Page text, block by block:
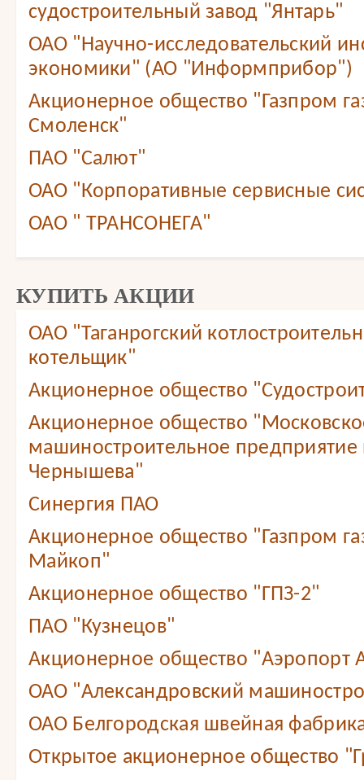
судостроительный завод "Янтарь"
ОАО "Научно-исследовательский
экономики" (АО "Информприбор")
Акционерное общество "Газпром
Смоленск"
ПАО "Салют"
ОАО "Корпоративные сервисные
ОАО " ТРАНСОНЕГА"
КУПИТЬ АКЦИИ
ОАО "Таганрогский
котельщик"
Акционерное общество
Акционерное общество
машиностроительное
Чернышева"
Синергия ПАО
Акционерное общество "Газпром
Майкоп"
Акционерное общество "ГПЗ-2"
ПАО "Кузнецов"
Акционерное общество "Аэропорт
ОАО "Александровский
ОАО Белгородская швейная
Открытое акционерное общество